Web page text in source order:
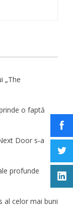
„The
o faptă
Door s‑a
profunde
al celor mai buni